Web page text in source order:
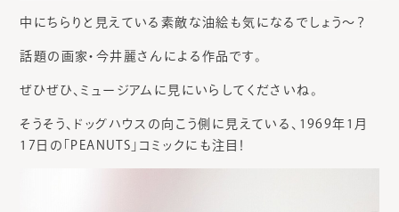
中にちらりと見えている素敵な油絵も気になるでしょう～？
話題の画家・今井麗さんによる作品です。
ぜひぜひ、ミュージアムに見にいらしてくださいね。
そうそう、ドッグハウスの向こう側に見えている、1969年1月
17日の「PEANUTS」コミックにも注目！